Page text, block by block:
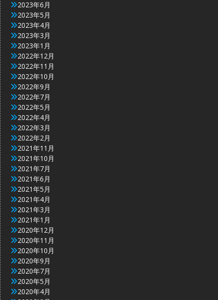
2023年6月
2023年5月
2023年4月
2023年3月
2023年1月
2022年12月
2022年11月
2022年10月
2022年9月
2022年7月
2022年5月
2022年4月
2022年3月
2022年2月
2021年11月
2021年10月
2021年7月
2021年6月
2021年5月
2021年4月
2021年3月
2021年1月
2020年12月
2020年11月
2020年10月
2020年9月
2020年7月
2020年5月
2020年4月